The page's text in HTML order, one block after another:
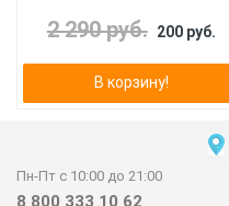
2 290 руб. 200 руб.
В корзину!
Пн-Пт с 10:00 до 21:00
8 800 333 10 62